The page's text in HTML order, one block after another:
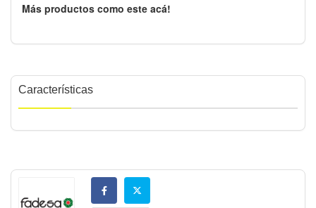
Más productos como este acá!
Características